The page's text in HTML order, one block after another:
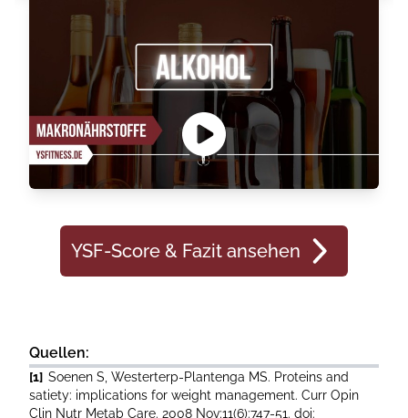
YSF-Score & Fazit ansehen
Quellen:
[1] Soenen S, Westerterp-Plantenga MS. Proteins and
satiety: implications for weight management. Curr Opin
Clin Nutr Metab Care. 2008 Nov;11(6):747-51. doi: